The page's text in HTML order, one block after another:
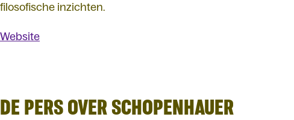
filosofische inzichten.
Website
DE PERS OVER SCHOPENHAUER